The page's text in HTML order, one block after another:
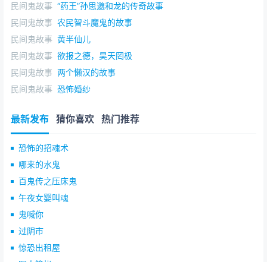
民间鬼故事 “药王”孙思邈和龙的传奇故事
民间鬼故事 农民智斗魔鬼的故事
民间鬼故事 黄半仙儿
民间鬼故事 欲报之德，昊天罔极
民间鬼故事 两个懒汉的故事
民间鬼故事 恐怖婚纱
最新发布 猜你喜欢 热门推荐
恐怖的招魂术
哪来的水鬼
百鬼传之压床鬼
午夜女婴叫魂
鬼喊你
过阴市
惊恐出租屋